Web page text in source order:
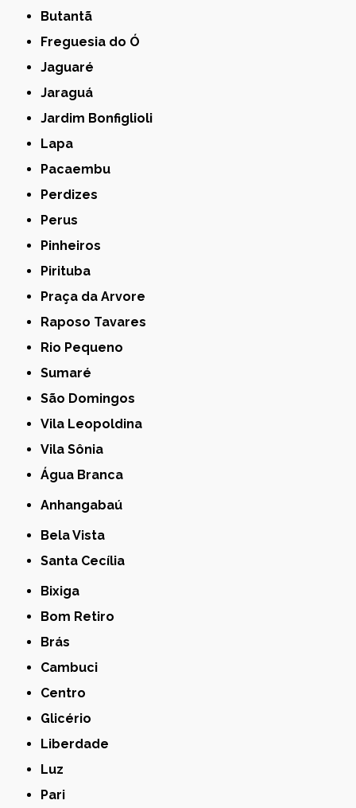
Butantã
Freguesia do Ó
Jaguaré
Jaraguá
Jardim Bonfiglioli
Lapa
Pacaembu
Perdizes
Perus
Pinheiros
Pirituba
Praça da Arvore
Raposo Tavares
Rio Pequeno
Sumaré
São Domingos
Vila Leopoldina
Vila Sônia
Água Branca
Anhangabaú
Bela Vista
Santa Cecília
Bixiga
Bom Retiro
Brás
Cambuci
Centro
Glicério
Liberdade
Luz
Pari